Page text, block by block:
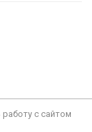
с сайтом